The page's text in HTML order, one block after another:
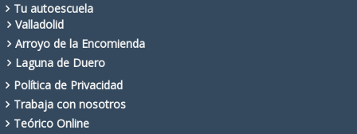
Tu autoescuela
Valladolid
Arroyo de la Encomienda
Laguna de Duero
Política de Privacidad
Trabaja con nosotros
Teórico Online